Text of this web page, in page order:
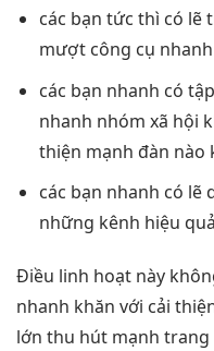
các bạn tức thì có lẽ
mượtcông cụ nhanh
các bạn nhanh có tập
nhanh nhóm xã hội
thiện mạnh đàn nào
các bạn nhanh có lẽ
những kênh hiệu
Điều linh hoạt này
nhanh khăn với cải
lớn thu hút mạnh trang